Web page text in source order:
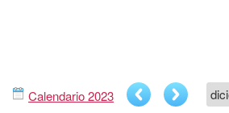
Calendario 2023